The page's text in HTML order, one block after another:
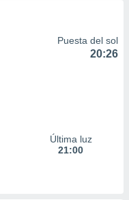
Puesta del sol
20:26
Última luz
21:00